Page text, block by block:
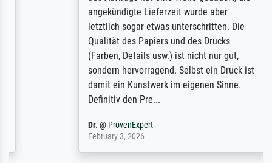
angekündigte Lieferzeit wurde aber
letztlich sogar etwas unterschritten. Die
Qualität des Papiers und des Drucks
(Farben, Details usw.) ist nicht nur gut,
sondern hervorragend. Selbst ein Druck ist
damit ein Kunstwerk im eigenen Sinne.
Definitiv den Pre...
ProvenExpert
February 3, 2026